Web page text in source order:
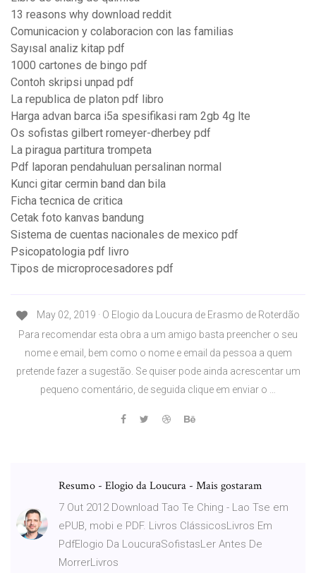
13 reasons why download reddit
Comunicacion y colaboracion con las familias
Sayısal analiz kitap pdf
1000 cartones de bingo pdf
Contoh skripsi unpad pdf
La republica de platon pdf libro
Harga advan barca i5a spesifikasi ram 2gb 4g lte
Os sofistas gilbert romeyer-dherbey pdf
La piragua partitura trompeta
Pdf laporan pendahuluan persalinan normal
Kunci gitar cermin band dan bila
Ficha tecnica de critica
Cetak foto kanvas bandung
Sistema de cuentas nacionales de mexico pdf
Psicopatologia pdf livro
Tipos de microprocesadores pdf
May 02, 2019 · O Elogio da Loucura de Erasmo de Roterdão
Para recomendar esta obra a um amigo basta preencher o seu
nome e email, bem como o nome e email da pessoa a quem
pretende fazer a sugestão. Se quiser pode ainda acrescentar um
pequeno comentário, de seguida clique em enviar o …
Resumo - Elogio da Loucura - Mais gostaram
7 Out 2012 Download Tao Te Ching - Lao Tse em
ePUB, mobi e PDF. Livros ClássicosLivros Em
PdfElogio Da LoucuraSofistasLer Antes De
MorrerLivros